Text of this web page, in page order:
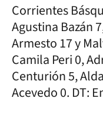
Corrientes
Agustina Bazán
Armesto 17 y
Camila Peri 0,
Centurión 5,
Acevedo 0. DT: